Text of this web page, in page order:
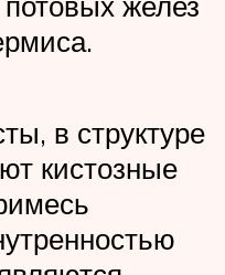
в структуре
кистозные